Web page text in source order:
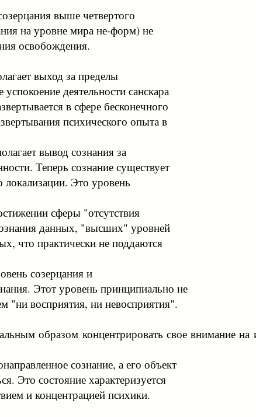
выше четвертого
на уровне мира не-форм) не
освобождения.
выход за пределы
деятельности санскара
в сфере бесконечного
психического опыта в
вывод сознания за
Теперь сознание существует
локализации. Это уровень
сферы "отсутствия
данных, "высших" уровней
что практически не поддаются
созерцания и
Этот уровень принципиально не
"ни восприятия, ни невосприятия".
образом концентрировать свое внимание
сознание, а его объект
Это состояние характеризуется
и концентрацией психики.